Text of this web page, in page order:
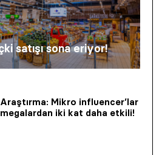
satışı sona eriyor!
Araştırma: Mikro influencer’lar
megalardan iki kat daha etkili!